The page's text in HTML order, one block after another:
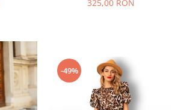
325,00 RON
-49%